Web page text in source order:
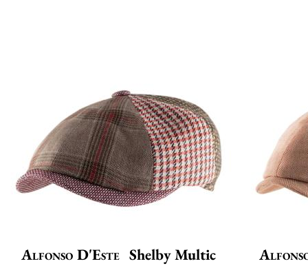
Alfonso D'Este Shelby Multic